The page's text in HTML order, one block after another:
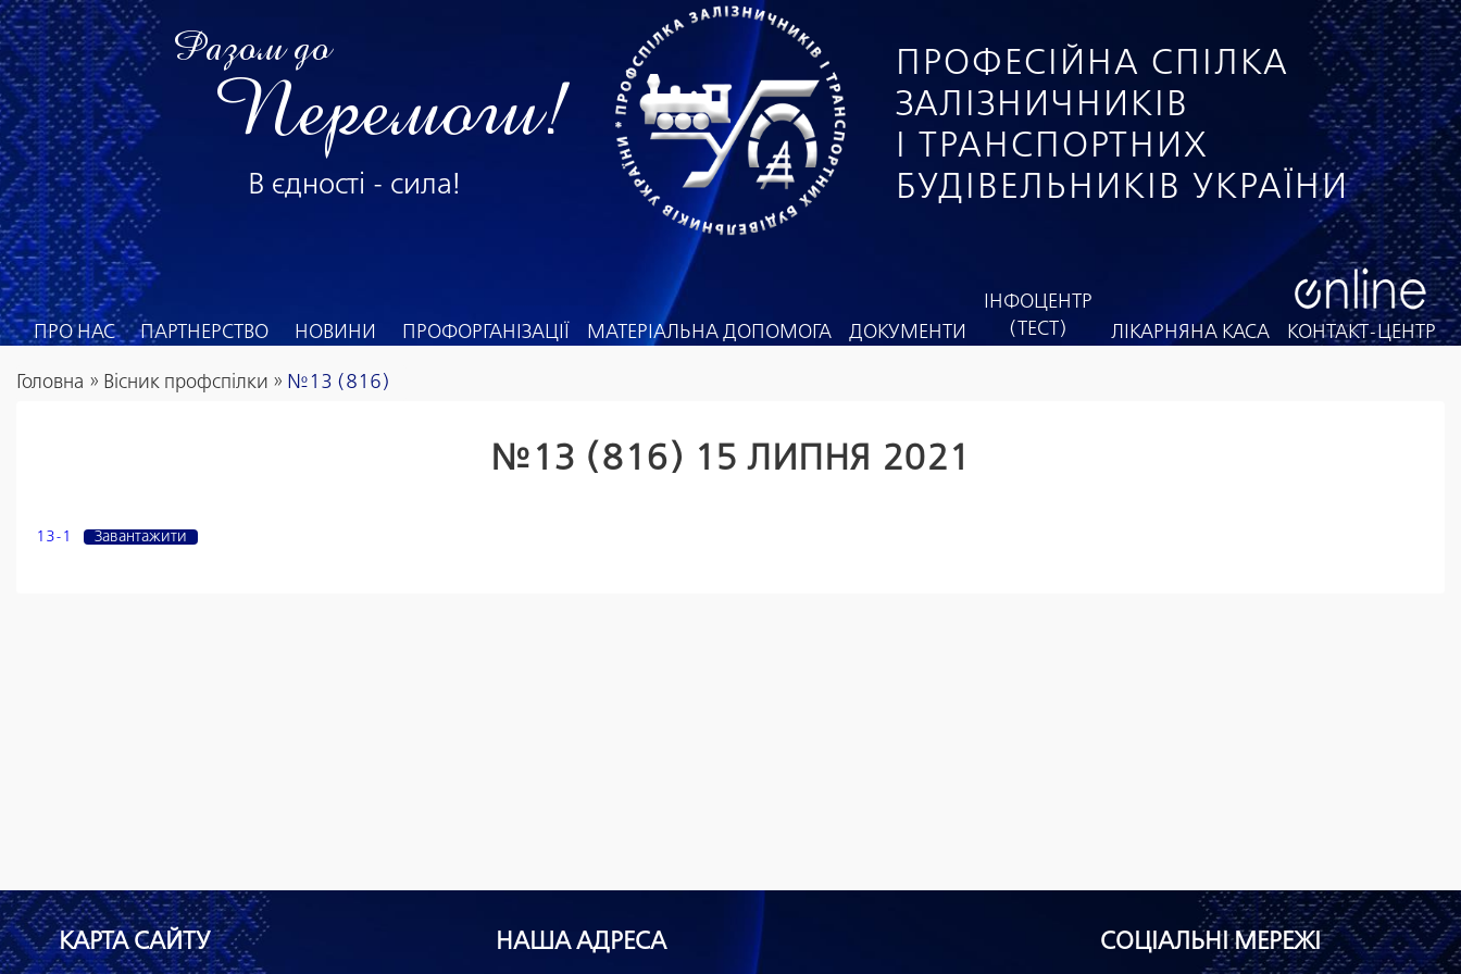
Разом до
Перемоги!
В єдності - сила!
ПРОФЕСІЙНА СПІЛКА
ЗАЛІЗНИЧНИКІВ
І ТРАНСПОРТНИХ
БУДІВЕЛЬНИКІВ УКРАЇНИ
ПРО НАС ПАРТНЕРСТВО НОВИНИ ПРОФОРГАНІЗАЦІЇ МАТЕРІАЛЬНА ДОПОМОГА ДОКУМЕНТИ
ІНФОЦЕНТР
(ТЕСТ)
ЛІКАРНЯНА КАСА КОНТАКТ-ЦЕНТР
Головна » Вісник профспілки » №13 (816)
№13 (816) 15 ЛИПНЯ 2021
13-1 Завантажити
КАРТА САЙТУ НАША АДРЕСА СОЦІАЛЬНІ МЕРЕЖІ